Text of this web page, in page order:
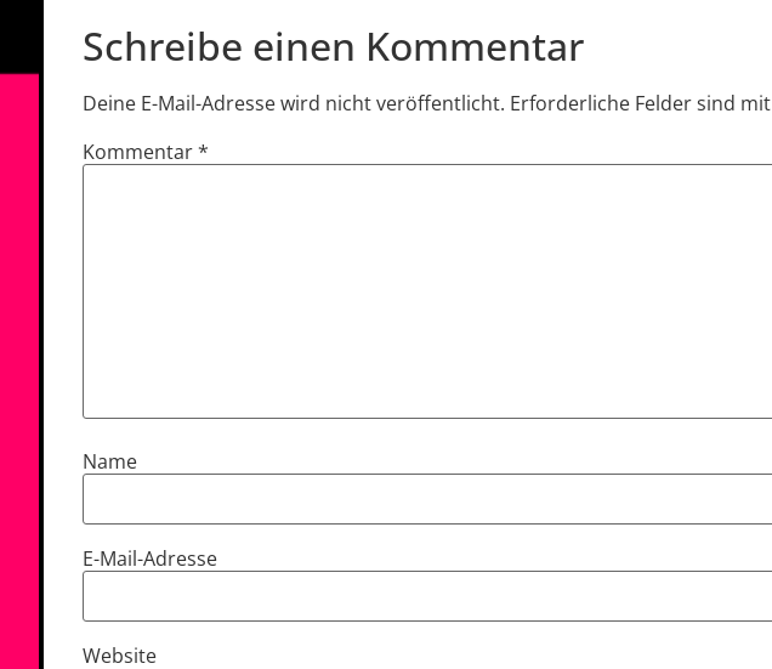
Schreibe einen Kommentar
Deine E-Mail-Adresse wird nicht veröffentlicht. Erforderliche Felder sind mit
Kommentar*
Name
E-Mail-Adresse
Website